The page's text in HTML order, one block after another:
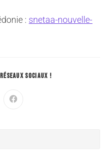
: snetaa-nouvelle-
SOCIAUX !